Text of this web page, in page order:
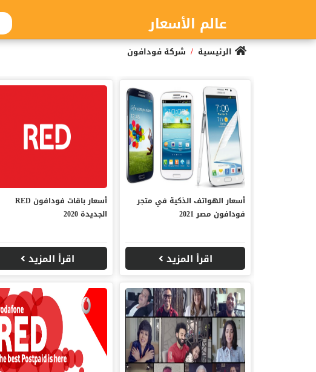
عالم الأسعار
الرئيسية / شركة فودافون
أسعار الهواتف الذكية في متجر
فودافون مصر 2021
اقرأ المزيد
أسعار باقات فودافون RED
الجديدة 2020
اقرأ المزيد